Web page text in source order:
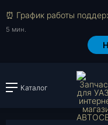
⏰ График работы
5 мин.
Каталог